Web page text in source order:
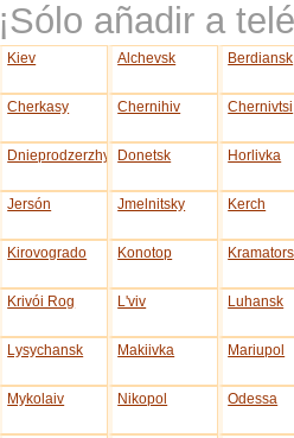
¡Sólo añadir a
Kiev Alchevsk Berdiansk
Cherkasy Chernihiv Chernivtsi
DnieprodzerzhynskDonetsk Horlivka
Jersón Jmelnitsky Kerch
Kirovogrado Konotop
Krivói Rog L'viv Luhansk
Lysychansk Makiivka Mariupol
Mykolaiv Nikopol Odessa